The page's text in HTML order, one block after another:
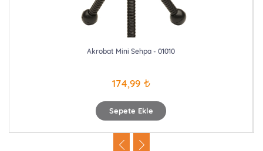
Sepete Ekle
Akrobat Mini Sehpa - 01010
174,99